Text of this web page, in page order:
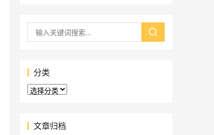
分类
分
文章归档